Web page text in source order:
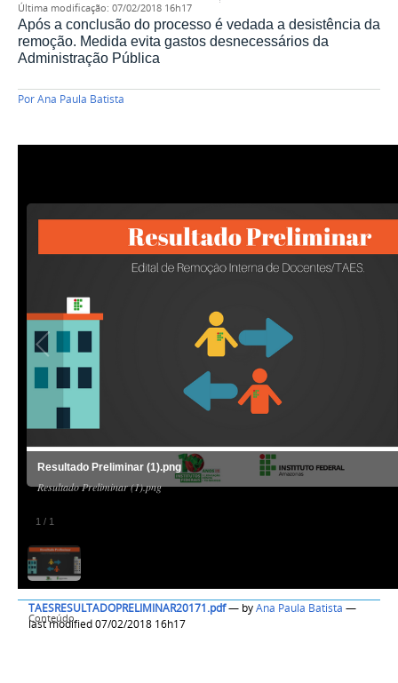
última modificação: 07/02/2018 16h17
Após a conclusão do processo é vedada a desistência da
remoção. Medida evita gastos desnecessários da
Administração Pública
PorAna Paula Batista
1 / 1
Resultado Preliminar (1).png
Resultado Preliminar (1).png
Conteúdo
TAESRESULTADOPRELIMINAR20171.pdf— byAna Paula Batista —
last modified 07/02/2018 16h17